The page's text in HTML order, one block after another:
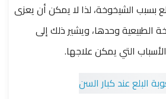
بسبب الشيخوخة، لذا لا يمكن أن يعزى
الطبيعية وحدها، ويشير ذلك إلى
التي يمكن علاجها.